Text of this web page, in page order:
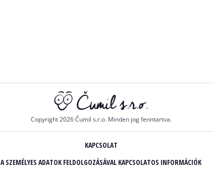
Copyright 2026 Čumil s.r.o. Minden jog fenntartva.
KAPCSOLAT
A SZEMÉLYES ADATOK FELDOLGOZÁSÁVAL KAPCSOLATOS INFORMÁCIÓK